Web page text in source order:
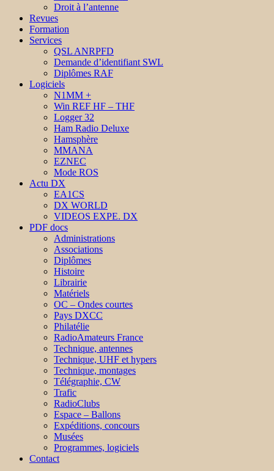
Droit à l’antenne
Revues
Formation
Services
QSL ANRPFD
Demande d’identifiant SWL
Diplômes RAF
Logiciels
N1MM +
Win REF HF – THF
Logger 32
Ham Radio Deluxe
Hamsphère
MMANA
EZNEC
Mode ROS
Actu DX
EA1CS
DX WORLD
VIDEOS EXPE. DX
PDF docs
Administrations
Associations
Diplômes
Histoire
Librairie
Matériels
OC – Ondes courtes
Pays DXCC
Philatélie
RadioAmateurs France
Technique, antennes
Technique, UHF et hypers
Technique, montages
Télégraphie, CW
Trafic
RadioClubs
Espace – Ballons
Expéditions, concours
Musées
Programmes, logiciels
Contact